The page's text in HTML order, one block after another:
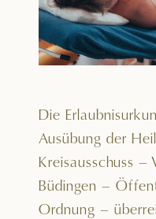
Die
Ausübung der
Kreisausschuss –
Büdingen –
Ordnung –